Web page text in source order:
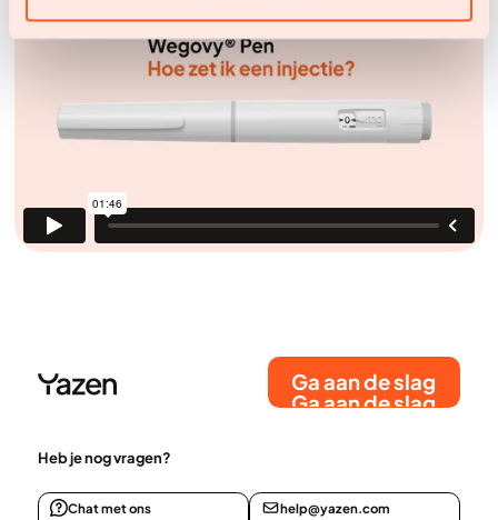
Ga aan de slag
Ga aan de slag
Heb je nog vragen?
Chat met ons help@yazen.com